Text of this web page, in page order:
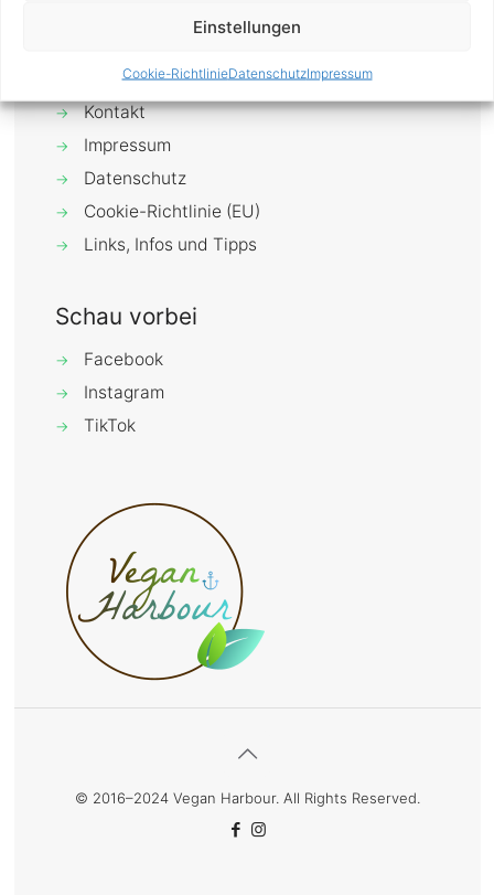
Einstellungen
Cookie-RichtlinieDatenschutzImpressum
Über mich
→ Kontakt
→ Impressum
→ Datenschutz
→ Cookie-Richtlinie (EU)
→ Links, Infos und Tipps
Schau vorbei
→ Facebook
→ Instagram
→ TikTok
© 2016–2024 Vegan Harbour. All Rights Reserved.